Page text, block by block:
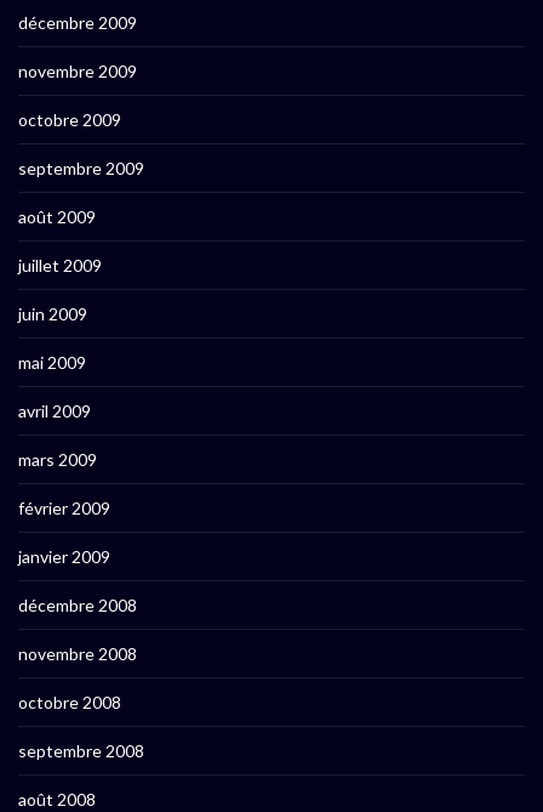
décembre 2009
novembre 2009
octobre 2009
septembre 2009
août 2009
juillet 2009
juin 2009
mai 2009
avril 2009
mars 2009
février 2009
janvier 2009
décembre 2008
novembre 2008
octobre 2008
septembre 2008
août 2008